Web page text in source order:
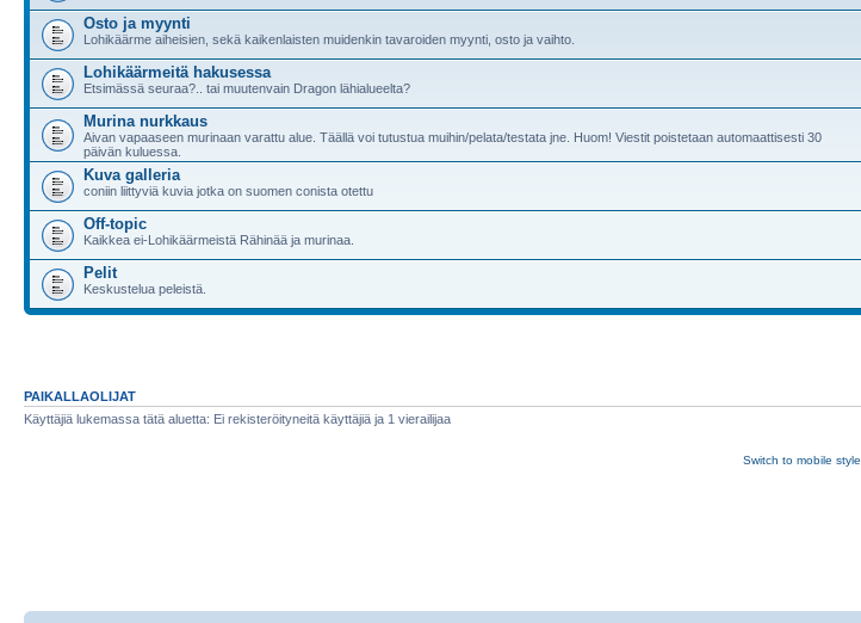
Osto ja myynti
Lohikäärme aiheisien, sekä kaikenlaisten muidenkin tavaroiden myynti, osto ja vaihto.
Lohikäärmeitä hakusessa
Etsimässä seuraa?.. tai muutenvain Dragon lähialueelta?
Murina nurkkaus
Aivan vapaaseen murinaan varattu alue. Täällä voi tutustua muihin/pelata/testata jne. Huom! Viestit poistetaan automaattisesti 30
päivän kuluessa.
Kuva galleria
coniin liittyviä kuvia jotka on suomen conista otettu
Off-topic
Kaikkea ei-Lohikäärmeistä Rähinää ja murinaa.
Pelit
Keskustelua peleistä.
PAIKALLAOLIJAT
Käyttäjiä lukemassa tätä aluetta: Ei rekisteröityneitä käyttäjiä ja 1 vierailijaa
Switch to mobile style